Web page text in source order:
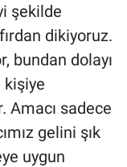
şekilde
dikiyoruz.
bundan dolayı
kişiye
Amacı sadece
gelini şık
uygun